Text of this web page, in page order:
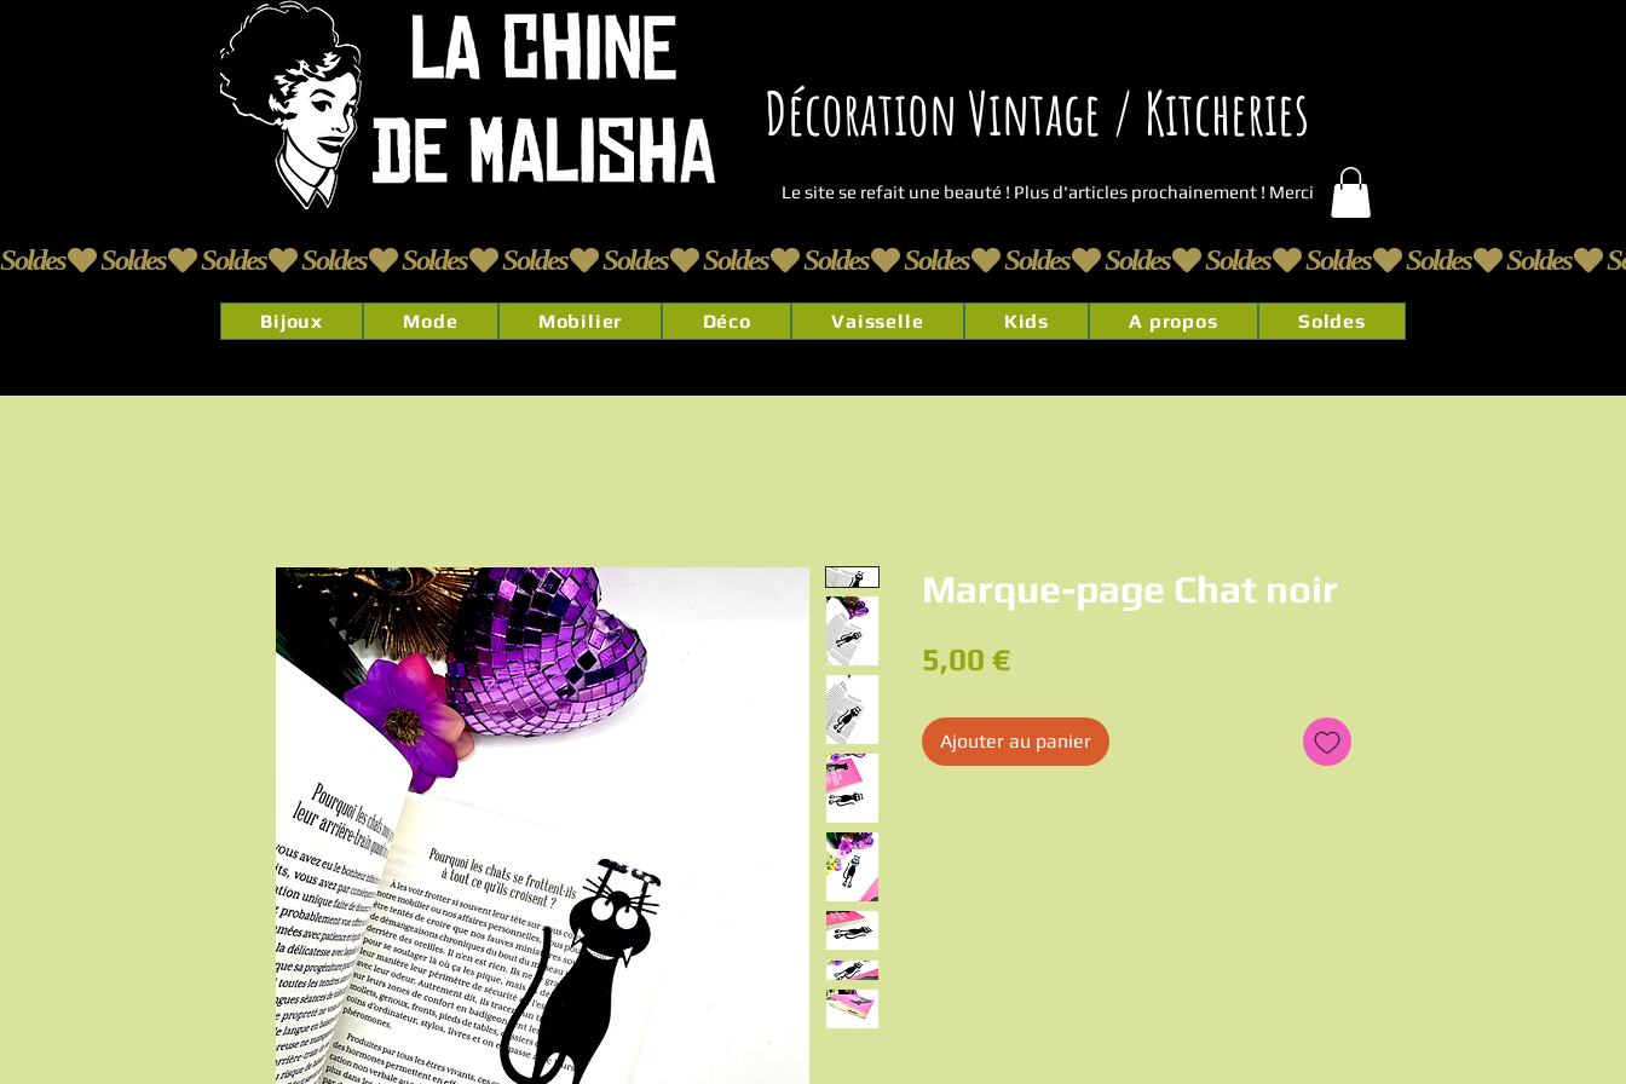
Décoration Vintage / Kitcheries
Le site se refait une beauté ! Plus d'articles prochainement ! Merci
Soldes
Bijoux Mode Mobilier Déco Vaisselle Kids A propos Soldes
Marque-page Chat noir
5,00 €Prix
Ajouter au panier